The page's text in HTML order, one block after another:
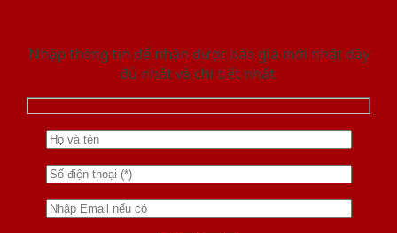
Nhập thông tin để nhận được báo giá mới nhât đầy
đủ nhất và chi tiết nhất.